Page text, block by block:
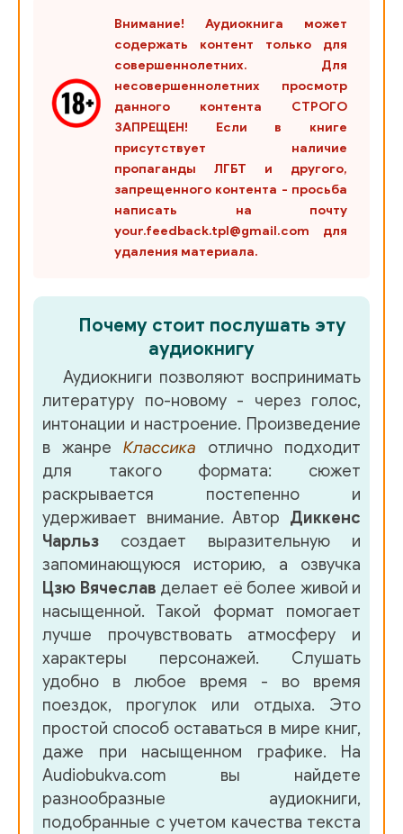
Внимание! Аудиокнига может
содержать контент только для
совершеннолетних. Для
несовершеннолетних просмотр
данного контента СТРОГО
ЗАПРЕЩЕН! Если в книге
присутствует наличие
пропаганды ЛГБТ и другого,
запрещенного контента - просьба
написать на почту
your.feedback.tpl@gmail.com для
удаления материала.
Почему стоит послушать эту
аудиокнигу
Аудиокниги позволяют воспринимать
литературу по-новому - через голос,
интонации и настроение. Произведение
в жанре Классика отлично подходит
для такого формата: сюжет
раскрывается постепенно и
удерживает внимание. Автор Диккенс
Чарльз создает выразительную и
запоминающуюся историю, а озвучка
Цзю Вячеслав делает её более живой и
насыщенной. Такой формат помогает
лучше прочувствовать атмосферу и
характеры персонажей. Слушать
удобно в любое время - во время
поездок, прогулок или отдыха. Это
простой способ оставаться в мире книг,
даже при насыщенном графике. На
Audiobukva.com вы найдете
разнообразные аудиокниги,
подобранные с учетом качества текста